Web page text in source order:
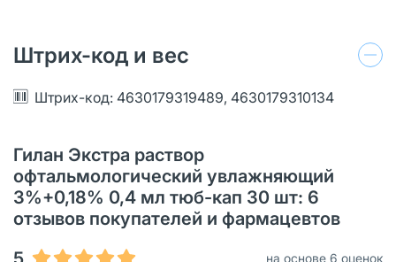
Штрих-код и вес
Штрих-код: 4630179319489, 4630179310134
Гилан Экстра раствор
офтальмологический увлажняющий
3%+0,18% 0,4 мл тюб-кап 30 шт: 6
отзывов покупателей и фармацевтов
на основе 6 оценок